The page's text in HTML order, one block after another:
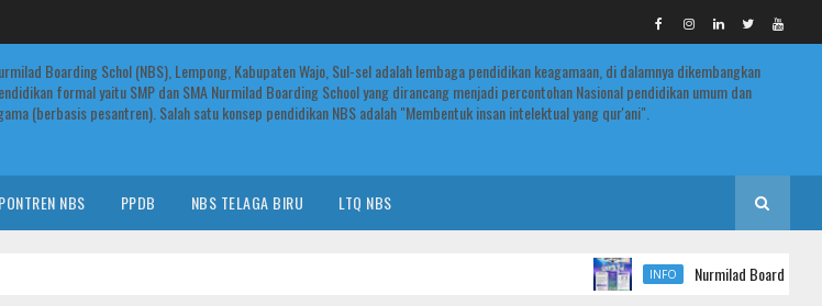
Boarding Schol (NBS), Lempong, Kabupaten Wajo, Sul-sel adalah lembaga pendidikan keagamaan, di dalamnya dikembangkan
formal yaitu SMP dan SMA Nurmilad Boarding School yang dirancang menjadi percontohan Nasional pendidikan umum dan
(berbasis pesantren). Salah satu konsep pendidikan NBS adalah "Membentuk insan intelektual yang qur'ani".
NBS PPDB NBS TELAGA BIRU LTQ NBS
INFO Nurmilad Boarding